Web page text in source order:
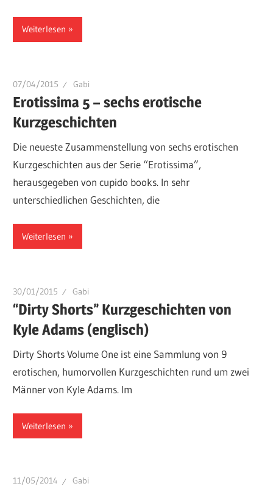
Weiterlesen
07/04/2015 Gabi
Erotissima 5 – sechs erotische
Kurzgeschichten
Die neueste Zusammenstellung von sechs erotischen
Kurzgeschichten aus der Serie “Erotissima”,
herausgegeben von cupido books. In sehr
unterschiedlichen Geschichten, die
Weiterlesen
30/01/2015 Gabi
“Dirty Shorts” Kurzgeschichten von
Kyle Adams (englisch)
Dirty Shorts Volume One ist eine Sammlung von 9
erotischen, humorvollen Kurzgeschichten rund um zwei
Männer von Kyle Adams. Im
Weiterlesen
11/05/2014 Gabi